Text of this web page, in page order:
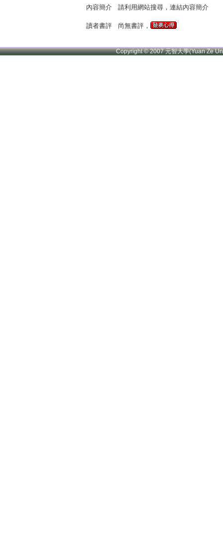
內容簡介 請利用網站搜尋，連結內容簡介
讀者書評 尚無書評，
Copyright © 2007 元智大學(Yuan Ze